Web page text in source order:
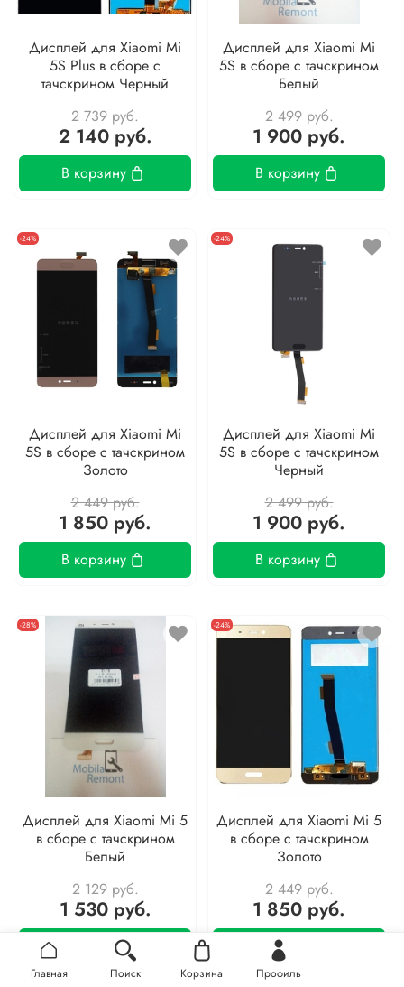
Дисплей для Xiaomi Mi
5S Plus в сборе с
тачскрином Черный
2 739 руб.
2 140 руб.
В корзину
Дисплей для Xiaomi Mi
5S в сборе с тачскрином
Белый
2 499 руб.
1 900 руб.
В корзину
-24%
Дисплей для Xiaomi Mi
5S в сборе с тачскрином
Золото
2 449 руб.
1 850 руб.
В корзину
-24%
Дисплей для Xiaomi Mi
5S в сборе с тачскрином
Черный
2 499 руб.
1 900 руб.
В корзину
-28%
Дисплей для Xiaomi Mi 5
в сборе с тачскрином
Белый
2 129 руб.
1 530 руб.
В корзину
-24%
Дисплей для Xiaomi Mi 5
в сборе с тачскрином
Золото
2 449 руб.
1 850 руб.
В корзину
Главная Поиск Корзина Профиль